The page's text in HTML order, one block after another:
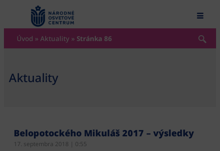
content
Úvod » Aktuality » Stránka 86
Aktuality
Belopotockého Mikuláš 2017 – výsledky
17. septembra 2018 0:55